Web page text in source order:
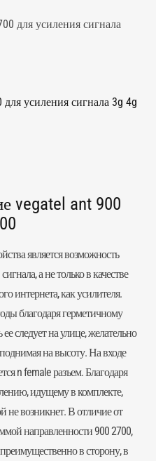
для усиления сигнала
усиления сигнала 3g 4g
vegatel ant 900
является возможность
а не только в качестве
интернета, как усилителя.
благодаря герметичному
следует на улице, желательно
на высоту. На входе
n female разъем. Благодаря
идущему в комплекте,
не возникнет. В отличие от
направленности 900 2700,
преимущественно в сторону, в